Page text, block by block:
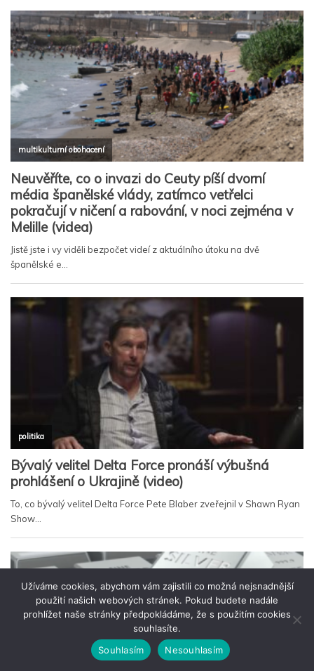
Užíváme cookies, abychom vám zajistili co možná nejsnadnější
použití našich webových stránek. Pokud budete nadále
prohlížet naše stránky předpokládáme, že s použitím cookies
souhlasíte.
Souhlasím
Nesouhlasím